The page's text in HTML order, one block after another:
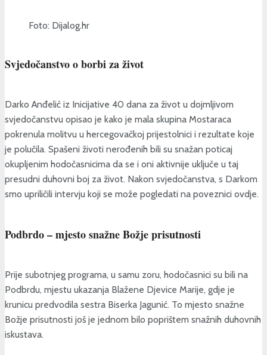
Foto: Dijalog.hr
Svjedočanstvo o borbi za život
Darko Anđelić iz Inicijative 40 dana za život u dojmljivom
svjedočanstvu opisao je kako je mala skupina Mostaraca
pokrenula molitvu u hercegovačkoj prijestolnici i rezultate koje
je polučila. Spašeni životi nerođenih bili su snažan poticaj
okupljenim hodočasnicima da se i oni aktivnije uključe u taj
presudni duhovni boj za život. Nakon svjedočanstva, s Darkom
smo upriličili intervju koji se može pogledati na poveznici ovdje.
Podbrdo – mjesto snažne Božje prisutnosti
Prije subotnjeg programa, u samu zoru, hodočasnici su bili na
Podbrdu, mjestu ukazanja Blažene Djevice Marije, gdje je
krunicu predvodila sestra Biserka Jagunić. To mjesto snažne
Božje prisutnosti još je jednom bilo poprištem snažnih duhovnih
iskustava.